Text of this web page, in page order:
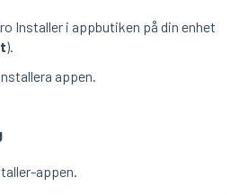
Installer i appbutiken på din enhet
).
appen.
appen.